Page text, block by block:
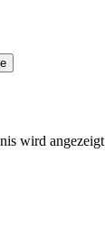
wird angezeigt